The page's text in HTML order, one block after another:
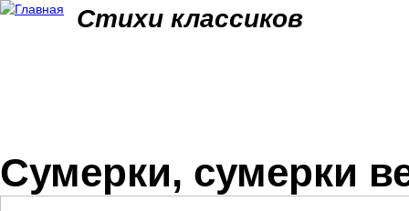
Стихи классиков
Сумерки, сумерки